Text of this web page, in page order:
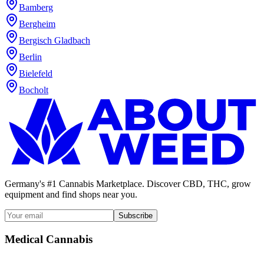
Bamberg
Bergheim
Bergisch Gladbach
Berlin
Bielefeld
Bocholt
Germany's #1 Cannabis Marketplace. Discover CBD, THC, grow
equipment and find shops near you.
Subscribe
Medical Cannabis